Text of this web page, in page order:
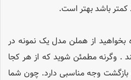
باشد بهتر است.
بخواهید از هملن مدل یک نمونه در
. وگرنه مطمئن شوید که از هر کجا
وجه مناسبی دارد. چون شما